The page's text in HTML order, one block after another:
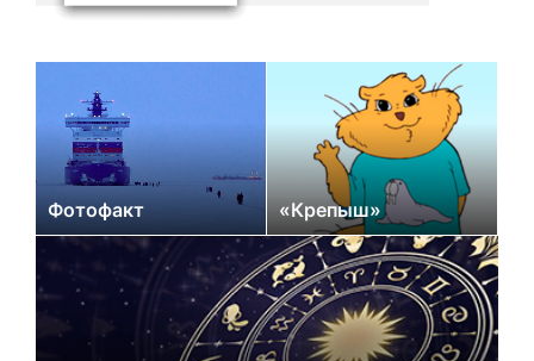
Фотофакт «Крепыш»